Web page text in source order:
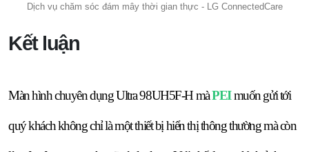
Dịch vụ chăm sóc đám mây thời gian thực - LG ConnectedCare
Kết luận
Màn hình chuyên dụng Ultra 98UH5F-H màPEImuốn gửi tới
quý khách không chỉ là một thiết bị hiển thị thông thường mà còn